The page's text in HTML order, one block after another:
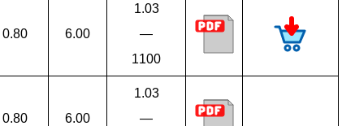
0.80
6.00
1.03
—
1100
0.80
6.00
1.03
—